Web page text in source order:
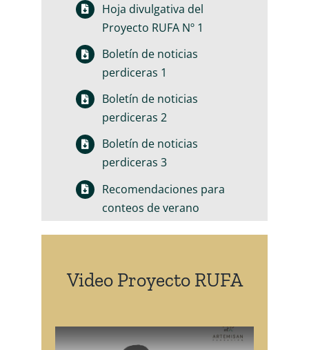
Hoja divulgativa del
Proyecto RUFA Nº 1
Boletín de noticias
perdiceras 1
Boletín de noticias
perdiceras 2
Boletín de noticias
perdiceras 3
Recomendaciones para
conteos de verano
Video Proyecto RUFA